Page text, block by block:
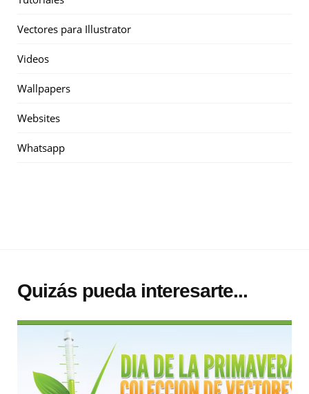
Vectores para Illustrator
Videos
Wallpapers
Websites
Whatsapp
Quizás pueda interesarte...